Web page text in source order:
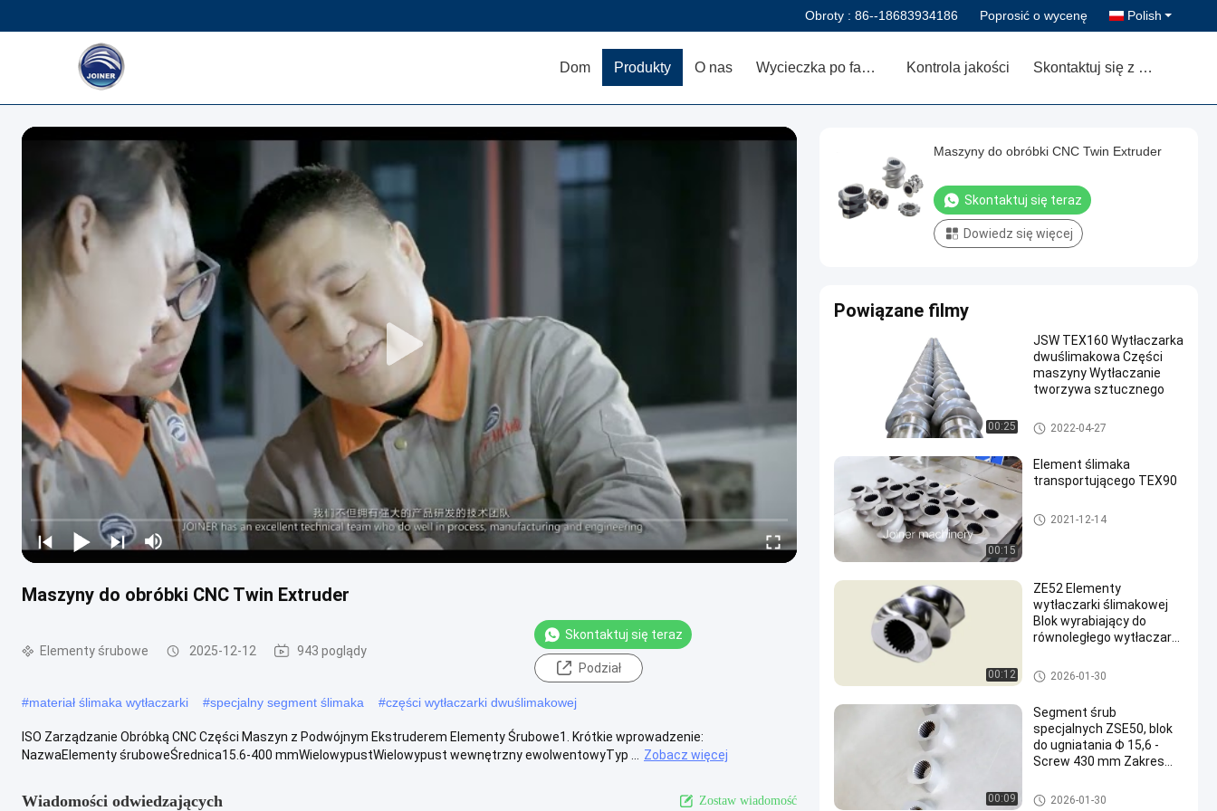
Obroty : 86--18683934186 Poprosić o wycenę Polish
Dom Produkty O nas Wycieczka po fabryce Kontrola jakości Skontaktuj się z nami
Maszyny do obróbki CNC Twin Extruder
Elementy śrubowe 2025-12-12 943 poglądy
Skontaktuj się teraz
Podział
#materiał ślimaka wytłaczarki #specjalny segment ślimaka #części wytłaczarki dwuślimakowej
ISO Zarządzanie Obróbką CNC Części Maszyn z Podwójnym Ekstruderem Elementy Śrubowe1. Krótkie wprowadzenie:
NazwaElementy śruboweŚrednica15.6-400 mmWielowypustWielowypust wewnętrzny ewolwentowyTyp ...
Zobacz więcej
Wiadomości odwiedzających Zostaw wiadomość
Maszyny do obróbki CNC Twin Extruder
Skontaktuj się teraz
Dowiedz się więcej
Powiązane filmy
00:25
JSW TEX160 Wytłaczarka
dwuślimakowa Części
maszyny Wytłaczanie
tworzywa sztucznego
Części wytłaczarki dwuślimak
owej
2022-04-27
00:15
Element ślimaka
transportującego TEX90
Convey Screw Element
2021-12-14
00:12
ZE52 Elementy
wytłaczarki ślimakowej
Blok wyrabiający do
równoległego wytłaczarki
Elementy śrubowe
2026-01-30
00:09
Segment śrub
specjalnych ZSE50, blok
do ugniatania Φ 15,6 -
Screw 430 mm Zakres
Elementy śrubowe
2026-01-30